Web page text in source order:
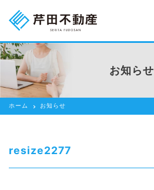
売りたい
貸したい方
借りたい
お知らせ
ホーム お知らせ
resize2277